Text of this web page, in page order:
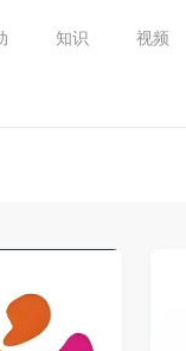
知识 视频